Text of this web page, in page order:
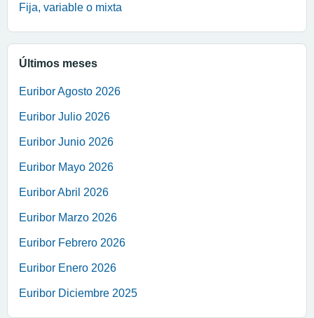
Fija, variable o mixta
Últimos meses
Euribor Agosto 2026
Euribor Julio 2026
Euribor Junio 2026
Euribor Mayo 2026
Euribor Abril 2026
Euribor Marzo 2026
Euribor Febrero 2026
Euribor Enero 2026
Euribor Diciembre 2025